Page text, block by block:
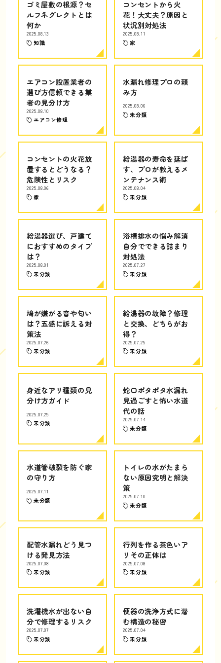
ゴミ屋敷の根源？セ
ルフネグレクトとは
何か
2025.08.13
知識
コンセントから火
花！大丈夫？原因と
状況別対処法
2025.08.11
家
エアコン設置業者の
選び方信頼できる業
者の見分け方
2025.08.10
エアコン修理
水漏れ修理プロの頼
み方
2025.08.06
未分類
コンセントの火花放
置するとどうなる？
危険性とリスク
2025.08.06
家
給湯器の寿命を延ば
す、プロが教えるメ
ンテナンス術
2025.08.04
未分類
給湯器選び、戸建て
におすすめのタイプ
は？
2025.08.01
未分類
浴槽排水の悩み解消
自分でできる詰まり
対処法
2025.07.27
未分類
鳩が嫌がる音や匂い
は？五感に訴える対
策法
2025.07.26
未分類
給湯器の故障？修理
と交換、どちらがお
得？
2025.07.25
未分類
身近なアリ種類の見
分け方ガイド
2025.07.25
未分類
蛇口ポタポタ水漏れ
見過ごすと怖い水道
代の話
2025.07.14
未分類
水道管破裂を防ぐ家
の守り方
2025.07.11
未分類
トイレの水がたまら
ない原因究明と解決
策
2025.07.10
未分類
配管水漏れどう見つ
ける発見方法
2025.07.08
未分類
行列を作る茶色いア
リその正体は
2025.07.08
未分類
洗濯機水が出ない自
分で修理するリスク
2025.07.07
未分類
便器の洗浄方式に潜
む構造の秘密
2025.07.04
未分類